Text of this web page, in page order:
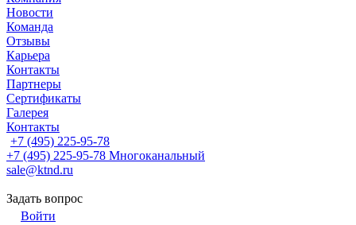
Новости
Команда
Отзывы
Карьера
Контакты
Партнеры
Сертификаты
Галерея
Контакты
+7 (495) 225-95-78
+7 (495) 225-95-78 Многоканальный
sale@ktnd.ru
Задать вопрос
Войти